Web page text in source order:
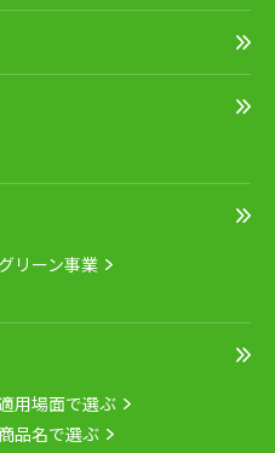
グリーン事業
用場面で選ぶ
商品名で選ぶ